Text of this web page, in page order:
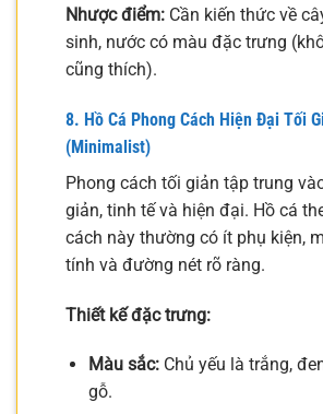
Nhược điểm: Cần kiến thức về
sinh, nước có màu đặc trưng
cũng thích).
8. Hồ Cá Phong Cách Hiện Đại Tối
(Minimalist)
Phong cách tối giản tập trung
giản, tinh tế và hiện đại. Hồ cá
cách này thường có ít phụ kiện,
tính và đường nét rõ ràng.
Thiết kế đặc trưng:
Màu sắc:Chủ yếu là trắng,
gỗ.